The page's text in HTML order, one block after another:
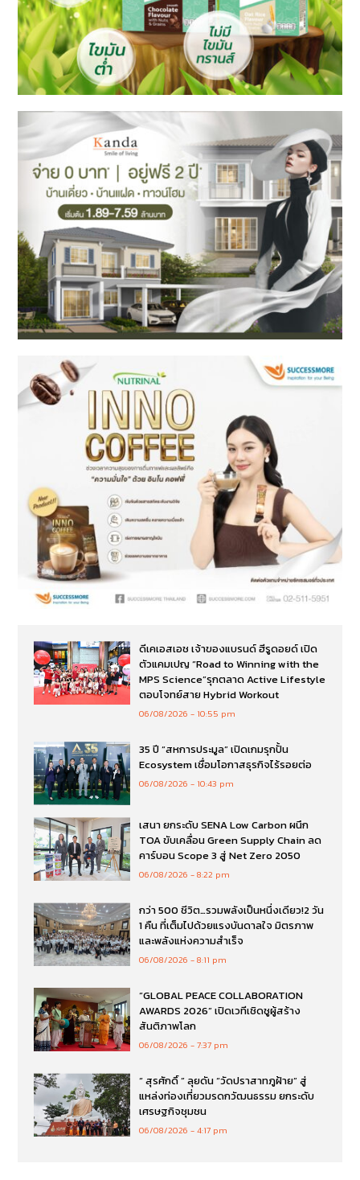
ดีเคเอสเอช เจ้าของแบรนด์ ฮีรูดอยด์ เปิด
ตัวแคมเปญ “Road to Winning with the
MPS Science”รุกตลาด Active Lifestyle
ตอบโจทย์สาย Hybrid Workout
06/08/2026 10:55 pm
35 ปี “สหการประมูล” เปิดเกมรุกปั้น
Ecosystem เชื่อมโอกาสธุรกิจไร้รอยต่อ
06/08/2026 10:43 pm
เสนา ยกระดับ SENA Low Carbon ผนึก
TOA ขับเคลื่อน Green Supply Chain ลด
คาร์บอน Scope 3 สู่ Net Zero 2050
06/08/2026 8:22 pm
กว่า 500 ชีวิต…รวมพลังเป็นหนึ่งเดียว!2 วัน
1 คืน ที่เต็มไปด้วยแรงบันดาลใจ มิตรภาพ
และพลังแห่งความสำเร็จ
06/08/2026 8:11 pm
“GLOBAL PEACE COLLABORATION
AWARDS 2026” เปิดเวทีเชิดชูผู้สร้าง
สันติภาพโลก
06/08/2026 7:37 pm
“ สุรศักดิ์ ” ลุยดัน “วัดปราสาทภูฝ้าย” สู่
แหล่งท่องเที่ยวมรดกวัฒนธรรม ยกระดับ
เศรษฐกิจชุมชน
06/08/2026 4:17 pm